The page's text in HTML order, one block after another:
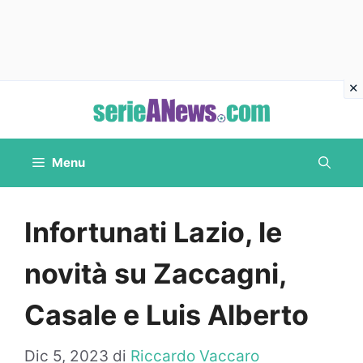
contenuto
Menu
Infortunati Lazio, le
novità su Zaccagni,
Casale e Luis Alberto
Dic 5, 2023 di Riccardo Vaccaro